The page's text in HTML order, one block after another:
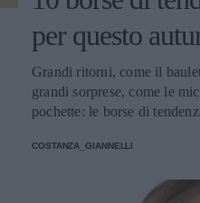
per questo
Grandi ritorni, come il
grandi sorprese, come le
pochette: le borse di
COSTANZA_GIANNELLI